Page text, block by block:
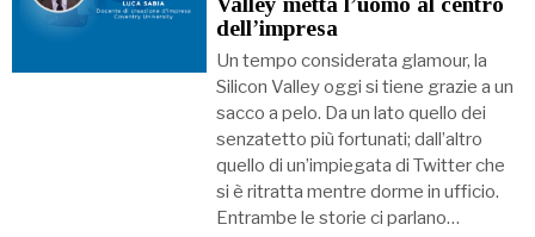
dell’impresa
Un tempo considerata glamour, la
Silicon Valley oggi si tiene grazie a un
sacco a pelo. Da un lato quello dei
senzatetto più fortunati; dall’altro
quello di un’impiegata di Twitter che
si è ritratta mentre dorme in ufficio.
Entrambe le storie ci parlano…